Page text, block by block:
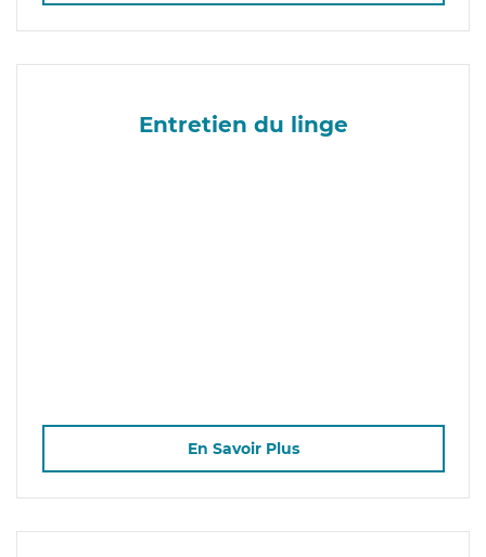
Entretien du linge
En Savoir Plus